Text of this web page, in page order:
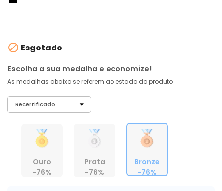
 Esgotado
Escolha a sua medalha e economize!
As medalhas abaixo se referem ao estado do produto
Ouro
-76%
Prata
-76%
Bronze
-76%